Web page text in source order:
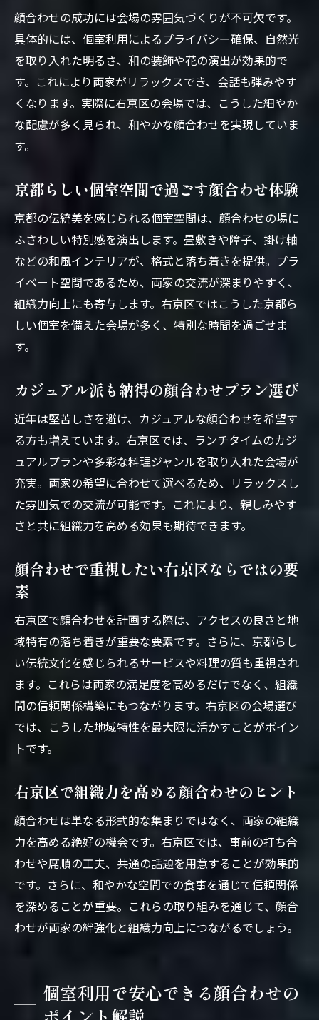
顔合わせの成功には会場の雰囲気づくりが不可欠です。
具体的には、個室利用によるプライバシー確保、自然光
を取り入れた明るさ、和の装飾や花の演出が効果的で
す。これにより両家がリラックスでき、会話も弾みやす
くなります。実際に右京区の会場では、こうした細やか
な配慮が多く見られ、和やかな顔合わせを実現していま
す。
京都らしい個室空間で過ごす顔合わせ体験
京都の伝統美を感じられる個室空間は、顔合わせの場に
ふさわしい特別感を演出します。畳敷きや障子、掛け軸
などの和風インテリアが、格式と落ち着きを提供。プラ
イベート空間であるため、両家の交流が深まりやすく、
組織力向上にも寄与します。右京区ではこうした京都ら
しい個室を備えた会場が多く、特別な時間を過ごせま
す。
カジュアル派も納得の顔合わせプラン選び
近年は堅苦しさを避け、カジュアルな顔合わせを希望す
る方も増えています。右京区では、ランチタイムのカジ
ュアルプランや多彩な料理ジャンルを取り入れた会場が
充実。両家の希望に合わせて選べるため、リラックスし
た雰囲気での交流が可能です。これにより、親しみやす
さと共に組織力を高める効果も期待できます。
顔合わせで重視したい右京区ならではの要
素
右京区で顔合わせを計画する際は、アクセスの良さと地
域特有の落ち着きが重要な要素です。さらに、京都らし
い伝統文化を感じられるサービスや料理の質も重視され
ます。これらは両家の満足度を高めるだけでなく、組織
間の信頼関係構築にもつながります。右京区の会場選び
では、こうした地域特性を最大限に活かすことがポイン
トです。
右京区で組織力を高める顔合わせのヒント
顔合わせは単なる形式的な集まりではなく、両家の組織
力を高める絶好の機会です。右京区では、事前の打ち合
わせや席順の工夫、共通の話題を用意することが効果的
です。さらに、和やかな空間での食事を通じて信頼関係
を深めることが重要。これらの取り組みを通じて、顔合
わせが両家の絆強化と組織力向上につながるでしょう。
個室利用で安心できる顔合わせの